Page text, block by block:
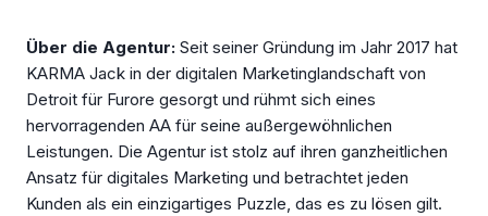
Über die Agentur: Seit seiner Gründung im Jahr 2017 hat
KARMA Jack in der digitalen Marketinglandschaft von
Detroit für Furore gesorgt und rühmt sich eines
hervorragenden AA für seine außergewöhnlichen
Leistungen. Die Agentur ist stolz auf ihren ganzheitlichen
Ansatz für digitales Marketing und betrachtet jeden
Kunden als ein einzigartiges Puzzle, das es zu lösen gilt.